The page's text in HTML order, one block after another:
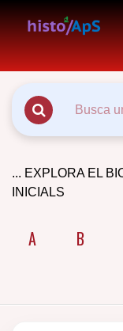
... EXPLORA EL
INICIALS
A B